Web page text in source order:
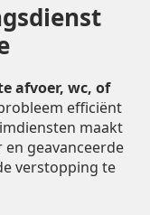
afvoer, wc, of
efficiënt
maakt
geavanceerde
verstopping te